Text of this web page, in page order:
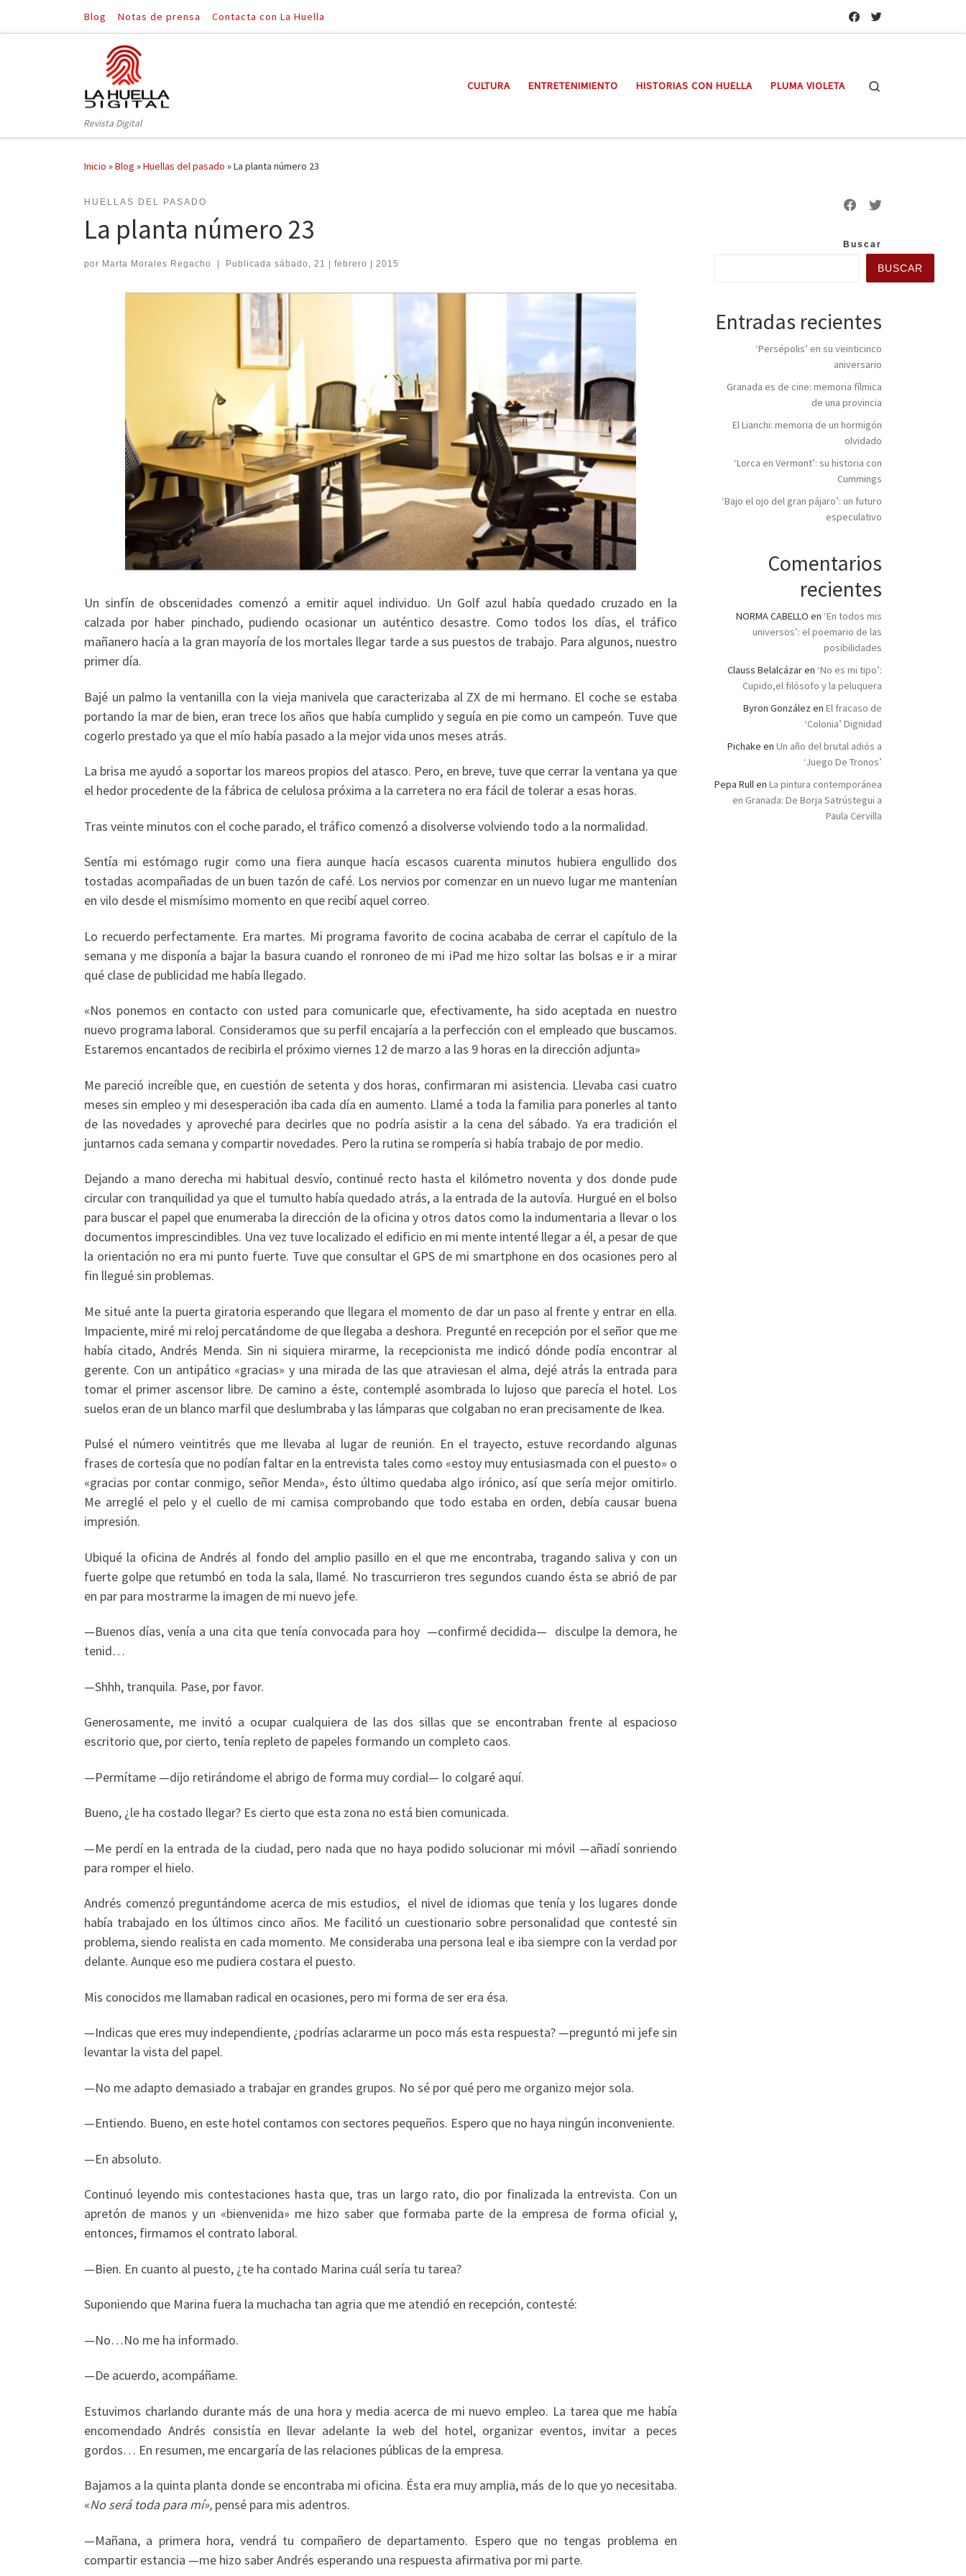
Saltar al contenido
Blog Notas de prensa Contacta con La Huella
Revista Digital
CULTURA ENTRETENIMIENTO HISTORIAS CON HUELLA PLUMA VIOLETA
Inicio »Blog »Huellas del pasado »La planta número 23
HUELLAS DEL PASADO
La planta número 23
por Marta Morales Regacho Publicada sábado, 21 | febrero | 2015
Un sinfín de obscenidades comenzó a emitir aquel individuo. Un Golf azul había quedado cruzado en la
calzada por haber pinchado, pudiendo ocasionar un auténtico desastre. Como todos los días, el tráfico
mañanero hacía a la gran mayoría de los mortales llegar tarde a sus puestos de trabajo. Para algunos, nuestro
primer día.
Bajé un palmo la ventanilla con la vieja manivela que caracterizaba al ZX de mi hermano. El coche se estaba
portando la mar de bien, eran trece los años que había cumplido y seguía en pie como un campeón. Tuve que
cogerlo prestado ya que el mío había pasado a la mejor vida unos meses atrás.
La brisa me ayudó a soportar los mareos propios del atasco. Pero, en breve, tuve que cerrar la ventana ya que
el hedor procedente de la fábrica de celulosa próxima a la carretera no era fácil de tolerar a esas horas.
Tras veinte minutos con el coche parado, el tráfico comenzó a disolverse volviendo todo a la normalidad.
Sentía mi estómago rugir como una fiera aunque hacía escasos cuarenta minutos hubiera engullido dos
tostadas acompañadas de un buen tazón de café. Los nervios por comenzar en un nuevo lugar me mantenían
en vilo desde el mismísimo momento en que recibí aquel correo.
Lo recuerdo perfectamente. Era martes. Mi programa favorito de cocina acababa de cerrar el capítulo de la
semana y me disponía a bajar la basura cuando el ronroneo de mi iPad me hizo soltar las bolsas e ir a mirar
qué clase de publicidad me había llegado.
«Nos ponemos en contacto con usted para comunicarle que, efectivamente, ha sido aceptada en nuestro
nuevo programa laboral. Consideramos que su perfil encajaría a la perfección con el empleado que buscamos.
Estaremos encantados de recibirla el próximo viernes 12 de marzo a las 9 horas en la dirección adjunta»
Me pareció increíble que, en cuestión de setenta y dos horas, confirmaran mi asistencia. Llevaba casi cuatro
meses sin empleo y mi desesperación iba cada día en aumento. Llamé a toda la familia para ponerles al tanto
de las novedades y aproveché para decirles que no podría asistir a la cena del sábado. Ya era tradición el
juntarnos cada semana y compartir novedades. Pero la rutina se rompería si había trabajo de por medio.
Dejando a mano derecha mi habitual desvío, continué recto hasta el kilómetro noventa y dos donde pude
circular con tranquilidad ya que el tumulto había quedado atrás, a la entrada de la autovía. Hurgué en el bolso
para buscar el papel que enumeraba la dirección de la oficina y otros datos como la indumentaria a llevar o los
documentos imprescindibles. Una vez tuve localizado el edificio en mi mente intenté llegar a él, a pesar de que
la orientación no era mi punto fuerte. Tuve que consultar el GPS de mi smartphone en dos ocasiones pero al
fin llegué sin problemas.
Me situé ante la puerta giratoria esperando que llegara el momento de dar un paso al frente y entrar en ella.
Impaciente, miré mi reloj percatándome de que llegaba a deshora. Pregunté en recepción por el señor que me
había citado, Andrés Menda. Sin ni siquiera mirarme, la recepcionista me indicó dónde podía encontrar al
gerente. Con un antipático «gracias» y una mirada de las que atraviesan el alma, dejé atrás la entrada para
tomar el primer ascensor libre. De camino a éste, contemplé asombrada lo lujoso que parecía el hotel. Los
suelos eran de un blanco marfil que deslumbraba y las lámparas que colgaban no eran precisamente de Ikea.
Pulsé el número veintitrés que me llevaba al lugar de reunión. En el trayecto, estuve recordando algunas
frases de cortesía que no podían faltar en la entrevista tales como «estoy muy entusiasmada con el puesto» o
«gracias por contar conmigo, señor Menda», ésto último quedaba algo irónico, así que sería mejor omitirlo.
Me arreglé el pelo y el cuello de mi camisa comprobando que todo estaba en orden, debía causar buena
impresión.
Ubiqué la oficina de Andrés al fondo del amplio pasillo en el que me encontraba, tragando saliva y con un
fuerte golpe que retumbó en toda la sala, llamé. No trascurrieron tres segundos cuando ésta se abrió de par
en par para mostrarme la imagen de mi nuevo jefe.
—Buenos días, venía a una cita que tenía convocada para hoy —confirmé decidida— disculpe la demora, he
tenid…
—Shhh, tranquila. Pase, por favor.
Generosamente, me invitó a ocupar cualquiera de las dos sillas que se encontraban frente al espacioso
escritorio que, por cierto, tenía repleto de papeles formando un completo caos.
—Permítame —dijo retirándome el abrigo de forma muy cordial— lo colgaré aquí.
Bueno, ¿le ha costado llegar? Es cierto que esta zona no está bien comunicada.
—Me perdí en la entrada de la ciudad, pero nada que no haya podido solucionar mi móvil —añadí sonriendo
para romper el hielo.
Andrés comenzó preguntándome acerca de mis estudios, el nivel de idiomas que tenía y los lugares donde
había trabajado en los últimos cinco años. Me facilitó un cuestionario sobre personalidad que contesté sin
problema, siendo realista en cada momento. Me consideraba una persona leal e iba siempre con la verdad por
delante. Aunque eso me pudiera costara el puesto.
Mis conocidos me llamaban radical en ocasiones, pero mi forma de ser era ésa.
—Indicas que eres muy independiente, ¿podrías aclararme un poco más esta respuesta? —preguntó mi jefe sin
levantar la vista del papel.
—No me adapto demasiado a trabajar en grandes grupos. No sé por qué pero me organizo mejor sola.
—Entiendo. Bueno, en este hotel contamos con sectores pequeños. Espero que no haya ningún inconveniente.
—En absoluto.
Continuó leyendo mis contestaciones hasta que, tras un largo rato, dio por finalizada la entrevista. Con un
apretón de manos y un «bienvenida» me hizo saber que formaba parte de la empresa de forma oficial y,
entonces, firmamos el contrato laboral.
—Bien. En cuanto al puesto, ¿te ha contado Marina cuál sería tu tarea?
Suponiendo que Marina fuera la muchacha tan agria que me atendió en recepción, contesté:
—No…No me ha informado.
—De acuerdo, acompáñame.
Estuvimos charlando durante más de una hora y media acerca de mi nuevo empleo. La tarea que me había
encomendado Andrés consistía en llevar adelante la web del hotel, organizar eventos, invitar a peces
gordos… En resumen, me encargaría de las relaciones públicas de la empresa.
Bajamos a la quinta planta donde se encontraba mi oficina. Ésta era muy amplia, más de lo que yo necesitaba.
«No será toda para mí», pensé para mis adentros.
—Mañana, a primera hora, vendrá tu compañero de departamento. Espero que no tengas problema en
compartir estancia —me hizo saber Andrés esperando una respuesta afirmativa por mi parte.
Buscar
BUSCAR
Entradas recientes
‘Persépolis’ en su veinticinco
aniversario
Granada es de cine: memoria fílmica
de una provincia
El Lianchi: memoria de un hormigón
olvidado
‘Lorca en Vermont’: su historia con
Cummings
‘Bajo el ojo del gran pájaro’: un futuro
especulativo
Comentarios
recientes
NORMA CABELLO en ‘En todos mis
universos’: el poemario de las
posibilidades
Clauss Belalcázaren ‘No es mi tipo’:
Cupido,el filósofo y la peluquera
Byron González en El fracaso de
‘Colonia’ Dignidad
Pichake en Un año del brutal adiós a
‘Juego De Tronos’
Pepa Rullen La pintura contemporánea
en Granada: De Borja Satrústegui a
Paula Cervilla